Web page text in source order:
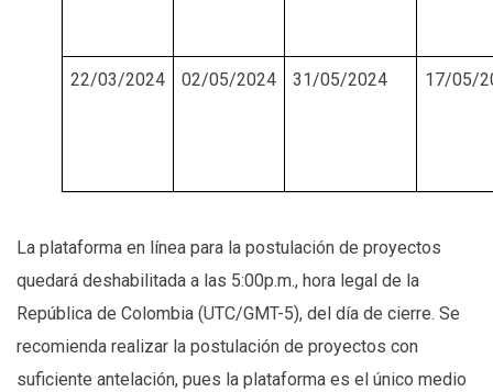
22/03/2024 02/05/2024 31/05/2024 17/05/
La plataforma en línea para la postulación de proyectos
quedará deshabilitada a las 5:00p.m., hora legal de la
República de Colombia (UTC/GMT-5), del día de cierre. Se
recomienda realizar la postulación de proyectos con
suficiente antelación, pues la plataforma es el único medio